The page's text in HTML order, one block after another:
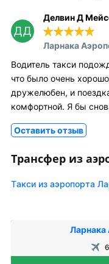
ДД
Делвин Д
Ларнака
Водитель такси
что было очень
дружелюбен, и
комфортной. Я бы
Оставить отзыв
Трансфер из
Tакси из аэропорта